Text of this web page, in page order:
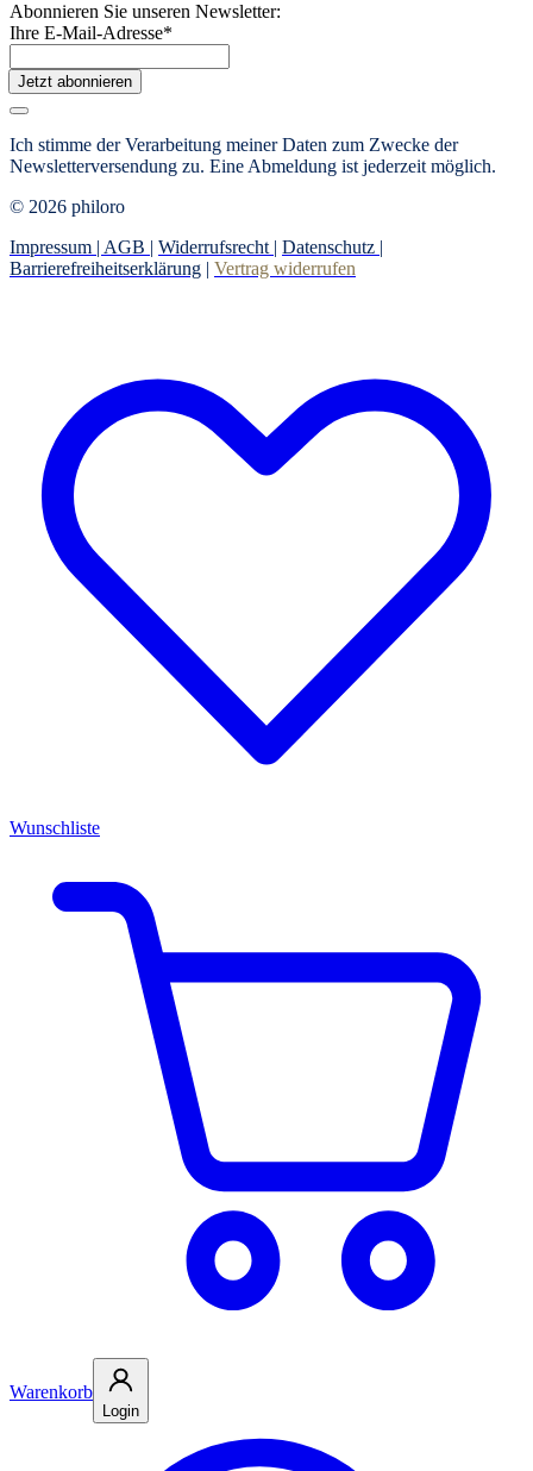
Abonnieren Sie unseren Newsletter:
Ihre E-Mail-Adresse*
Jetzt abonnieren
Ich stimme der Verarbeitung meiner Daten zum Zwecke der
Newsletterversendung zu. Eine Abmeldung ist jederzeit möglich.
© 2026 philoro
Impressum | AGB | Widerrufsrecht | Datenschutz |
Barrierefreiheitserklärung | Vertrag widerrufen
Wunschliste
Warenkorb
Login